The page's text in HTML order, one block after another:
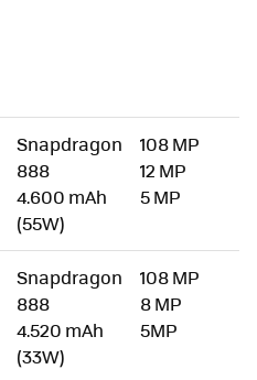
Snapdragon
888
4.600 mAh
(55W)
108 MP
12 MP
5 MP
Snapdragon
888
4.520 mAh
(33W)
108 MP
8 MP
5MP